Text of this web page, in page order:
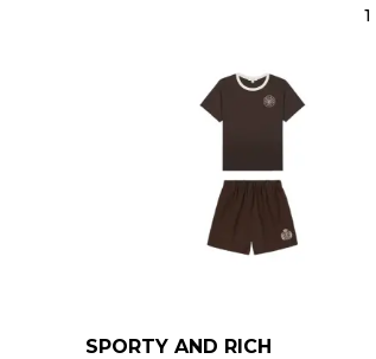
1
SPORTY AND RICH